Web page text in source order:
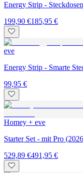
Energy Strip -
199,90 €185,95 €
eve
Energy Strip - Smarte
99,95 €
Homey + eve
Starter Set - mit Pro
529,89 €491,95 €